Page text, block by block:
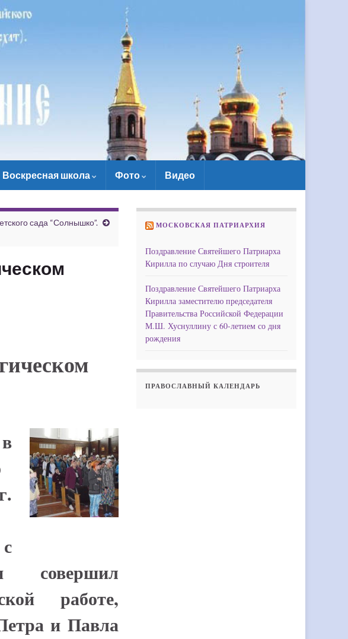
Воскресная школа Фото Видео
сада “Солнышко”.
совершил
работе,
и Павла
МОСКОВСКАЯ ПАТРИАРХИЯ
Поздравление Святейшего Патриарха
Кирилла по случаю Дня строителя
Поздравление Святейшего Патриарха
Кирилла заместителю председателя
Правительства Российской Федерации
М.Ш. Хуснуллину с 60-летием со дня
рождения
ПРАВОСЛАВНЫЙ КАЛЕНДАРЬ